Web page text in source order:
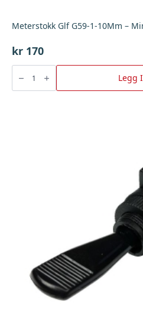
Meterstokk Glf G59-1-10Mm –
kr 170
Meterstokk
G59-
1-
Legg